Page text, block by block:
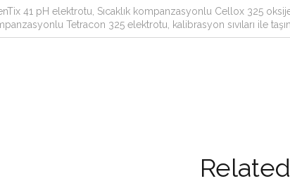
41 pH elektrotu, Sıcaklık kompanzasyonlu Cellox 325
Tetracon 325 elektrotu, kalibrasyon sıvıları ile